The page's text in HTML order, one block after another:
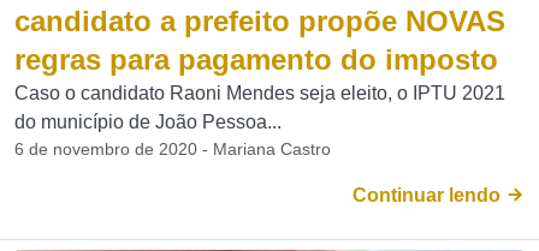
candidato a prefeito propõe NOVAS
regras para pagamento do imposto
Caso o candidato Raoni Mendes seja eleito, o IPTU 2021
do município de João Pessoa...
6 de novembro de 2020 - Mariana Castro
Continuar lendo